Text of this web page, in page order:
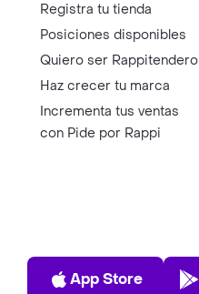
Registra tu tienda
Posiciones disponibles
Quiero ser Rappitendero
Haz crecer tu marca
Incrementa tus ventas
con Pide por Rappi
App Store
App Store